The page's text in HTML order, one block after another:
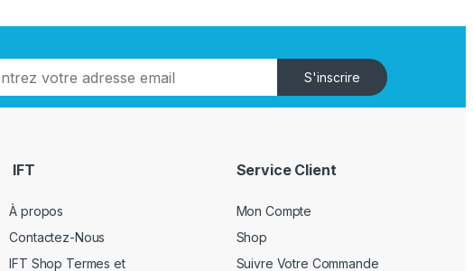
S'inscrire
IFT
À propos
Contactez-Nous
IFT Shop Termes et
Service Client
Mon Compte
Shop
Suivre Votre Commande